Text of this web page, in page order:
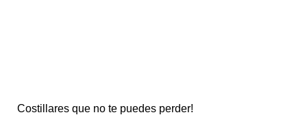
Costillares que no te puedes perder!